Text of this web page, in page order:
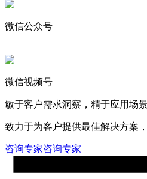
微信公众号
微信视频号
敏于客户需求洞察，精于应用场
致力于为客户提供最佳解决方案
咨询专家咨询专家